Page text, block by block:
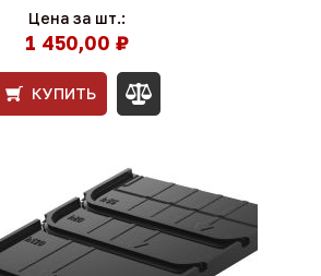
Цена за шт.:
1 450,00 ₽
КУПИТЬ